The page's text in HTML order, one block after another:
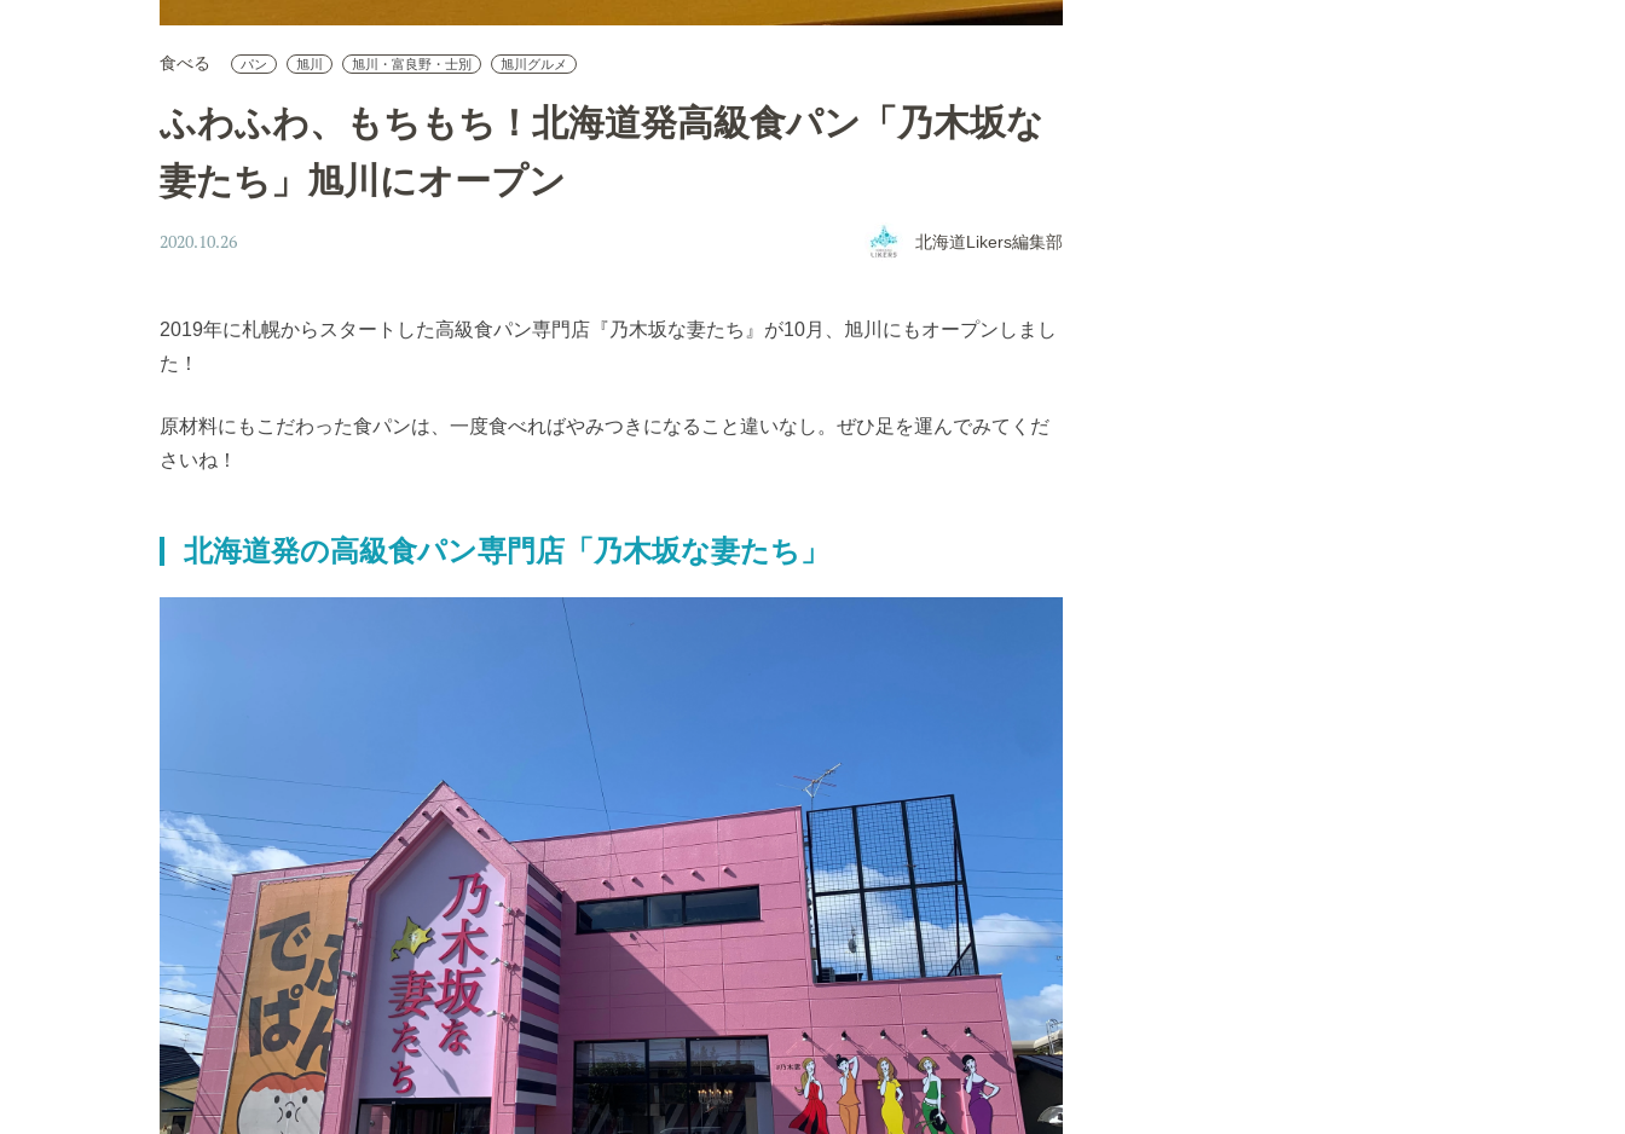
食べる パン 旭川 旭川・富良野・士別 旭川グルメ
ふわふわ、もちもち！北海道発高級食パン「乃木坂な
妻たち」旭川にオープン
2020.10.26 北海道Likers編集部
2019年に札幌からスタートした高級食パン専門店『乃木坂な妻たち』が10月、旭川にもオープンしまし
た！
原材料にもこだわった食パンは、一度食べればやみつきになること違いなし。ぜひ足を運んでみてくだ
さいね！
北海道発の高級食パン専門店「乃木坂な妻たち」